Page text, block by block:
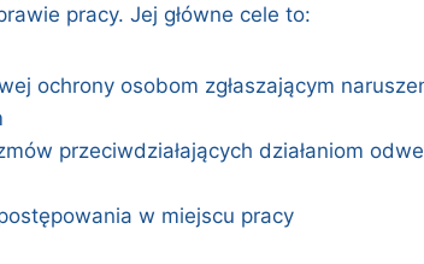
pracy. Jej główne cele to:
ochrony osobom zgłaszającym
przeciwdziałających działaniom
w miejscu pracy